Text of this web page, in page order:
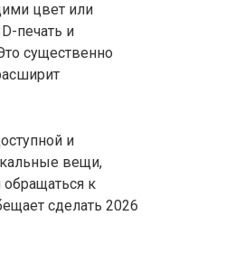
цвет или
печать и
существенно
и
вещи,
к
сделать 2026